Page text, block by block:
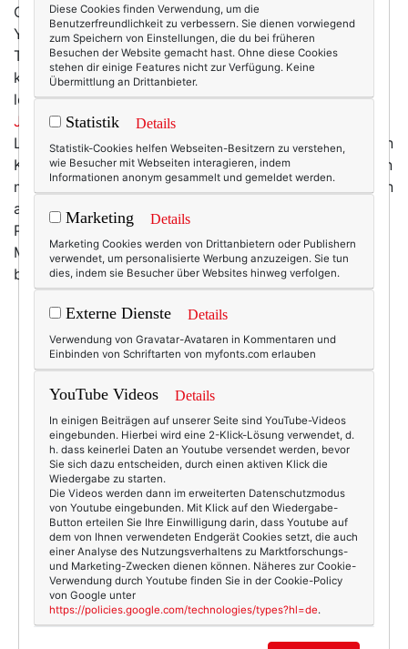
Chaos und Ruhe in ihre Überforderung zu bringen.
YES! So was könnte ich oft genug brauchen.
Tatsächlich habe ich Alexandra über ihren Beruf
kennen gelernt: Über ihre Fasten-Challenge, an der ich
letztes Jahr teilgenommen habe –und auch dieses
Jahr bin ich wieder dabei
Leben zu entrümpeln. Frei nach dem Motto: Schaff den
Krempel aus dem Haus! Und davon gibt es vor allem in
meinem Büro wirklich reichlich! Und dann ist die Aktion
auch noch mit ein bisschen Charity verbunden: 20
Prozent der Teilnehmergebühren gehen als
Mikrokredite an Frauen in ärmeren Ländern. Super. Ich
bin dabei. Vielleicht sehen wir uns ja dort?
Diese Cookies finden Verwendung, um die
Benutzerfreundlichkeit zu verbessern. Sie dienen vorwiegend
zum Speichern von Einstellungen, die du bei früheren
Besuchen der Website gemacht hast. Ohne diese Cookies
stehen dir einige Features nicht zur Verfügung. Keine
Übermittlung an Drittanbieter.
Statistik Details
Statistik-Cookies helfen Webseiten-Besitzern zu verstehen,
wie Besucher mit Webseiten interagieren, indem
Informationen anonym gesammelt und gemeldet werden.
Marketing Details
Marketing Cookies werden von Drittanbietern oder Publishern
verwendet, um personalisierte Werbung anzuzeigen. Sie tun
dies, indem sie Besucher über Websites hinweg verfolgen.
Externe Dienste Details
Verwendung von Gravatar-Avataren in Kommentaren und
Einbinden von Schriftarten von myfonts.com erlauben
YouTube Videos Details
In einigen Beiträgen auf unserer Seite sind YouTube-Videos
eingebunden. Hierbei wird eine 2-Klick-Lösung verwendet, d.
h. dass keinerlei Daten an Youtube versendet werden, bevor
Sie sich dazu entscheiden, durch einen aktiven Klick die
Wiedergabe zu starten.
Die Videos werden dann im erweiterten Datenschutzmodus
von Youtube eingebunden. Mit Klick auf den Wiedergabe-
Button erteilen Sie Ihre Einwilligung darin, dass Youtube auf
dem von Ihnen verwendeten Endgerät Cookies setzt, die auch
einer Analyse des Nutzungsverhaltens zu Marktforschungs-
und Marketing-Zwecken dienen können. Näheres zur Cookie-
Verwendung durch Youtube finden Sie in der Cookie-Policy
von Google unter
https://policies.google.com/technologies/types?hl=de.